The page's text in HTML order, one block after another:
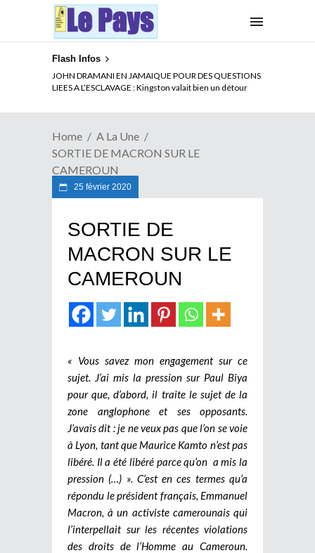
Flash Infos
JOHN DRAMANI EN JAMAIQUE POUR DES QUESTIONS
LIEES A L’ESCLAVAGE : Kingston valait bien un détour
ELECTION DE TALON A LA TETE DU SENAT BENINOIS :
Quand Patrice quitte le pouvoir sans partir !
Home
A La Une
SORTIE DE MACRON SUR LE
CAMEROUN
25 février 2020
SORTIE DE
MACRON SUR LE
CAMEROUN
« Vous savez mon engagement sur ce
sujet. J’ai mis la pression sur Paul Biya
pour que, d’abord, il traite le sujet de la
zone anglophone et ses opposants.
J’avais dit : je ne veux pas que l’on se voie
à Lyon, tant que Maurice Kamto n’est pas
libéré. Il a été libéré parce qu’on a mis la
pression (…) ». C’est en ces termes qu’a
répondu le président français, Emmanuel
Macron, à un activiste camerounais qui
l’interpellait sur les récentes violations
des droits de l’Homme au Cameroun.